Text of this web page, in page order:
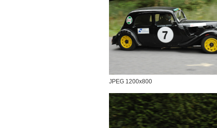
JPEG 1200x800